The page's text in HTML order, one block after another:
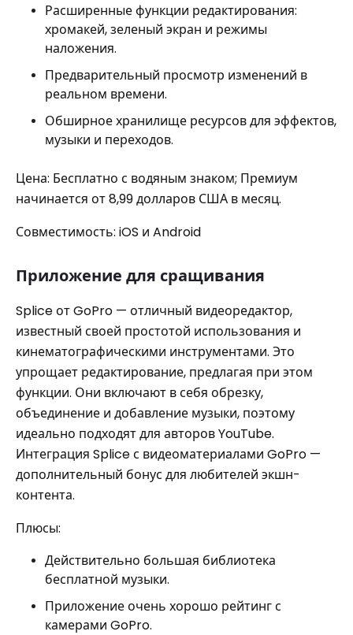
Расширенные функции редактирования:
хромакей, зеленый экран и режимы
наложения.
Предварительный просмотр изменений в
реальном времени.
Обширное хранилище ресурсов для эффектов,
музыки и переходов.
Цена: Бесплатно с водяным знаком; Премиум
начинается от 8,99 долларов США в месяц.
Совместимость: iOS и Android
Приложение для сращивания
Splice от GoPro — отличный видеоредактор,
известный своей простотой использования и
кинематографическими инструментами. Это
упрощает редактирование, предлагая при этом
функции. Они включают в себя обрезку,
объединение и добавление музыки, поэтому
идеально подходят для авторов YouTube.
Интеграция Splice с видеоматериалами GoPro —
дополнительный бонус для любителей экшн-
контента.
Плюсы:
Действительно большая библиотека
бесплатной музыки.
Приложение очень хорошо рейтинг с
камерами GoPro.